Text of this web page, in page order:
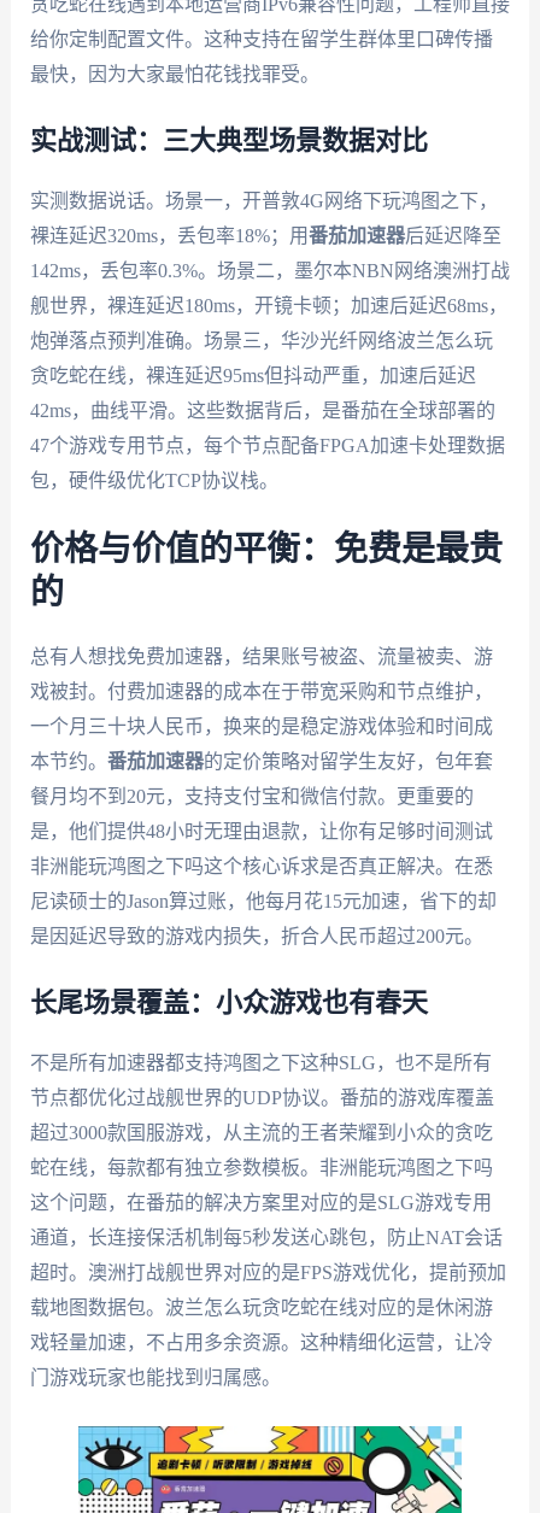
贪吃蛇在线遇到本地运营商IPv6兼容性问题，工程师直接
给你定制配置文件。这种支持在留学生群体里口碑传播
最快，因为大家最怕花钱找罪受。
实战测试：三大典型场景数据对比
实测数据说话。场景一，开普敦4G网络下玩鸿图之下，
裸连延迟320ms，丢包率18%；用番茄加速器后延迟降至
142ms，丢包率0.3%。场景二，墨尔本NBN网络澳洲打战
舰世界，裸连延迟180ms，开镜卡顿；加速后延迟68ms，
炮弹落点预判准确。场景三，华沙光纤网络波兰怎么玩
贪吃蛇在线，裸连延迟95ms但抖动严重，加速后延迟
42ms，曲线平滑。这些数据背后，是番茄在全球部署的
47个游戏专用节点，每个节点配备FPGA加速卡处理数据
包，硬件级优化TCP协议栈。
价格与价值的平衡：免费是最贵
的
总有人想找免费加速器，结果账号被盗、流量被卖、游
戏被封。付费加速器的成本在于带宽采购和节点维护，
一个月三十块人民币，换来的是稳定游戏体验和时间成
本节约。 番茄加速器的定价策略对留学生友好，包年套
餐月均不到20元，支持支付宝和微信付款。更重要的
是，他们提供48小时无理由退款，让你有足够时间测试
非洲能玩鸿图之下吗这个核心诉求是否真正解决。在悉
尼读硕士的Jason算过账，他每月花15元加速，省下的却
是因延迟导致的游戏内损失，折合人民币超过200元。
长尾场景覆盖：小众游戏也有春天
不是所有加速器都支持鸿图之下这种SLG，也不是所有
节点都优化过战舰世界的UDP协议。番茄的游戏库覆盖
超过3000款国服游戏，从主流的王者荣耀到小众的贪吃
蛇在线，每款都有独立参数模板。非洲能玩鸿图之下吗
这个问题，在番茄的解决方案里对应的是SLG游戏专用
通道，长连接保活机制每5秒发送心跳包，防止NAT会话
超时。澳洲打战舰世界对应的是FPS游戏优化，提前预加
载地图数据包。波兰怎么玩贪吃蛇在线对应的是休闲游
戏轻量加速，不占用多余资源。这种精细化运营，让冷
门游戏玩家也能找到归属感。